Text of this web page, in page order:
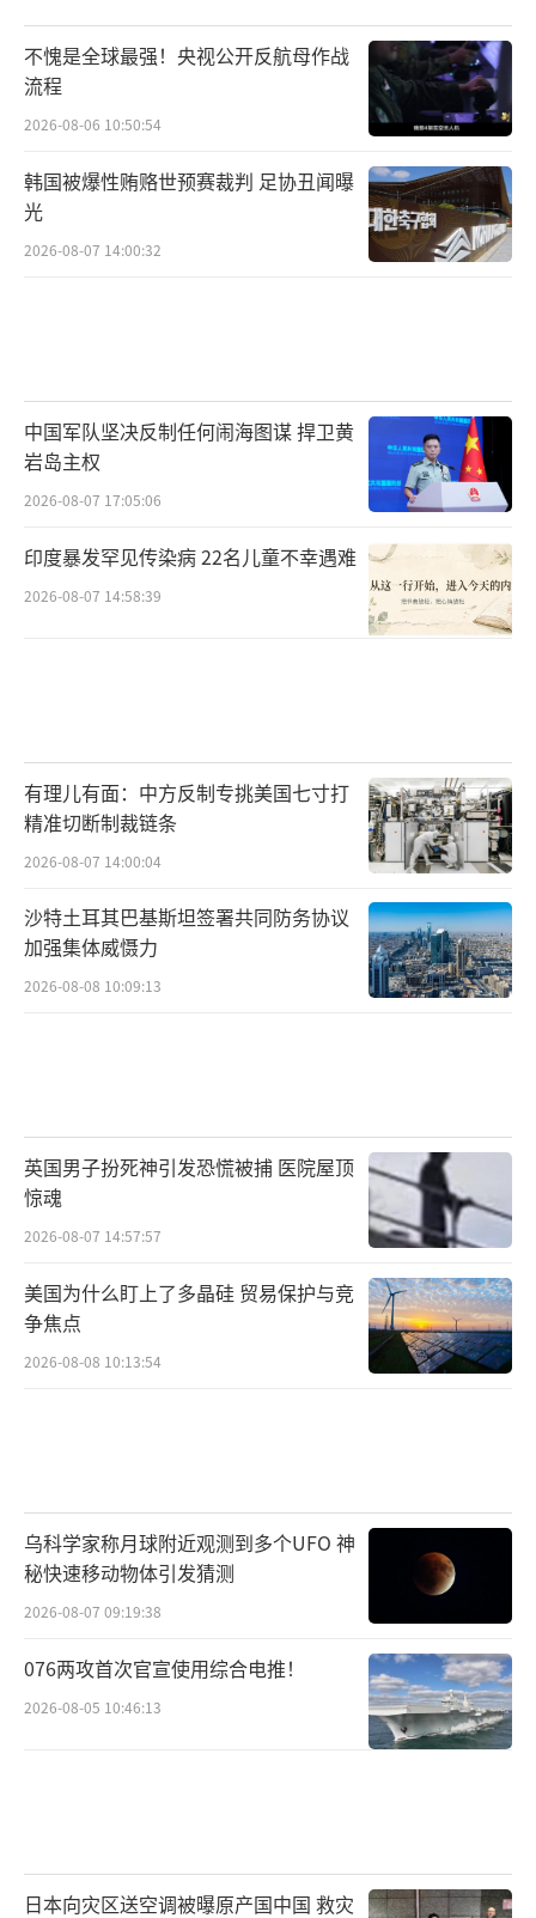
不愧是全球最强！央视公开反航母作战
流程
2026-08-06 10:50:54
韩国被爆性贿赂世预赛裁判 足协丑闻曝
光
2026-08-07 14:00:32
中国军队坚决反制任何闹海图谋 捍卫黄
岩岛主权
2026-08-07 17:05:06
印度暴发罕见传染病 22名儿童不幸遇难
2026-08-07 14:58:39
有理儿有面：中方反制专挑美国七寸打
精准切断制裁链条
2026-08-07 14:00:04
沙特土耳其巴基斯坦签署共同防务协议
加强集体威慑力
2026-08-08 10:09:13
英国男子扮死神引发恐慌被捕 医院屋顶
惊魂
2026-08-07 14:57:57
美国为什么盯上了多晶硅 贸易保护与竞
争焦点
2026-08-08 10:13:54
乌科学家称月球附近观测到多个UFO 神
秘快速移动物体引发猜测
2026-08-07 09:19:38
076两攻首次官宣使用综合电推！
2026-08-05 10:46:13
日本向灾区送空调被曝原产国中国 救灾